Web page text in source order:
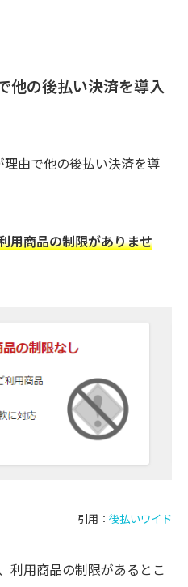
他の後払い決済を導入
由で他の後払い決済を導
用商品の制限がありませ
引用： 後払いワイド
利用商品の制限があるとこ